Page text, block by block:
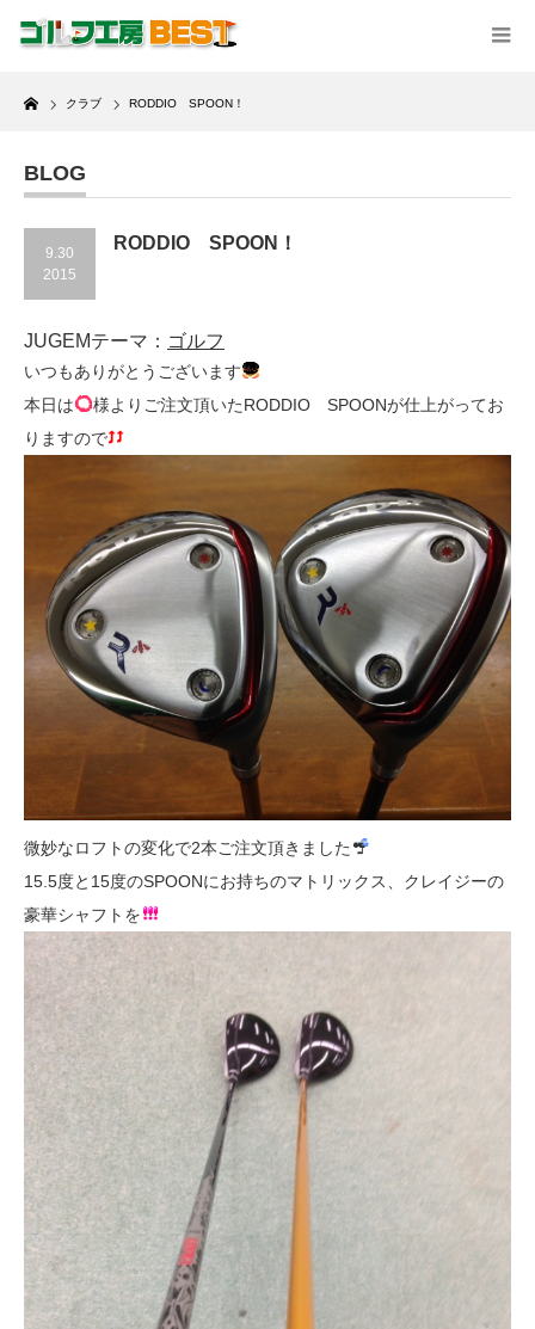
Home
クラブ RODDIO SPOON！
BLOG
9.30
2015
RODDIO SPOON！
JUGEMテーマ： ゴルフ
いつもありがとうございます
本日は
様よりご注文頂いたRODDIO SPOONが仕上がってお
りますので
微妙なロフトの変化で2本ご注文頂きました
15.5度と15度のSPOONにお持ちのマトリックス、クレイジーの
豪華シャフトを